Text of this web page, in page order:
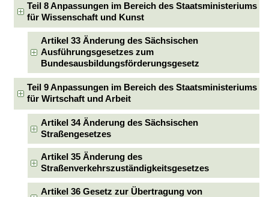
Teil 8 Anpassungen im Bereich des Staatsministeriums
für Wissenschaft und Kunst
Artikel 33 Änderung des Sächsischen
Ausführungsgesetzes zum
Bundesausbildungsförderungsgesetz
Teil 9 Anpassungen im Bereich des Staatsministeriums
für Wirtschaft und Arbeit
Artikel 34 Änderung des Sächsischen
Straßengesetzes
Artikel 35 Änderung des
Straßenverkehrszuständigkeitsgesetzes
Artikel 36 Gesetz zur Übertragung von